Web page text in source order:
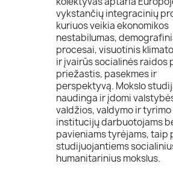
vykstančių integracinių
kuriuos veikia ekonomikos
nestabilumas,
procesai, visuotinis
ir įvairūs socialinės raidos
priežastis, pasekmes ir
perspektyvą. Mokslo
naudinga ir įdomi
valdžios, valdymo ir tyrimo
institucijų darbuotojams
pavieniams tyrėjams, taip
studijuojantiems
humanitarinius mokslus.